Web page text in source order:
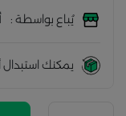
يُباع بواسطة :
يمكنك استبدال